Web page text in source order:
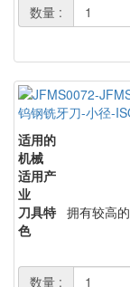
数量 :
钨钢铣牙刀-小径-
适用的
机械
适用产
业
刀具特
色
拥有较高
数量 :